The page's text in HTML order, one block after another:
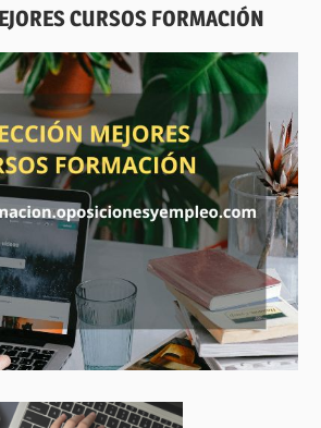
CURSOS FORMACIÓN